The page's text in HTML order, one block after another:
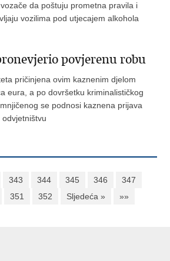
da poštuju prometna pravila i
vozilima pod utjecajem alkohola
povjerenu robu
pričinjena ovim kaznenim djelom
eura, a po dovršetku kriminalističkog
se podnosi kaznena prijava
343 344 345 346
347
351 352 Sljedeća » »»